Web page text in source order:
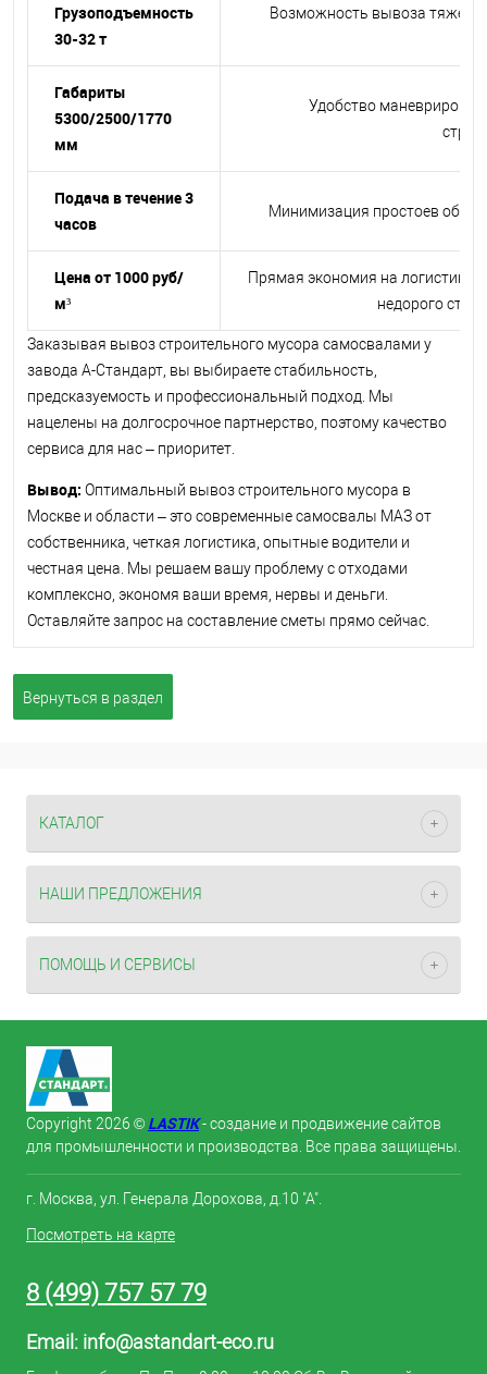
Грузоподъемность
30-32 т
Возможность вывоза
Габариты
5300/2500/1770
мм
Удобство
Подача в течение 3
часов
Минимизация простоев
Цена от 1000 руб/
м³
Прямая экономия на логистике
недорого
Заказывая вывоз строительного мусора самосвалами у
завода А-Стандарт, вы выбираете стабильность,
предсказуемость и профессиональный подход. Мы
нацелены на долгосрочное партнерство, поэтому качество
сервиса для нас – приоритет.
Вывод: Оптимальный вывоз строительного мусора в
Москве и области – это современные самосвалы МАЗ от
собственника, четкая логистика, опытные водители и
честная цена. Мы решаем вашу проблему с отходами
комплексно, экономя ваши время, нервы и деньги.
Оставляйте запрос на составление сметы прямо сейчас.
Вернуться в раздел
КАТАЛОГ
НАШИ ПРЕДЛОЖЕНИЯ
ПОМОЩЬ И СЕРВИСЫ
Copyright 2026 © LASTIK- создание и продвижение сайтов
для промышленности и производства. Все права защищены.
г. Москва, ул. Генерала Дорохова, д.10 "А".
Посмотреть на карте
8 (499) 757 57 79
Email: info@astandart-eco.ru